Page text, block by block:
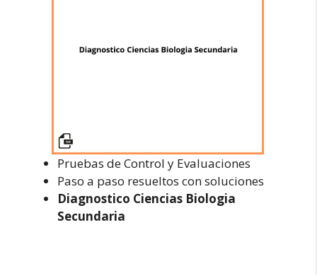
Pruebas de Control y Evaluaciones
Paso a paso resueltos con soluciones
Diagnostico Ciencias Biologia
Secundaria